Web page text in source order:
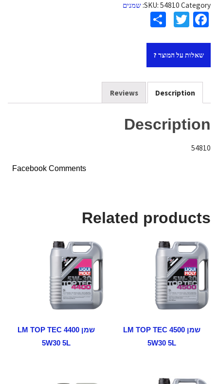
SKU: 54810 Category: שמנים
Fa
b
o
o
k
T
tt
er
e
שאלות על המוצר ?
Description
Reviews
Description
54810
Facebook Comments
Related products
שמן LM TOP TEC 4500
5W30 5L
שמן LM TOP TEC 4400
5W30 5L